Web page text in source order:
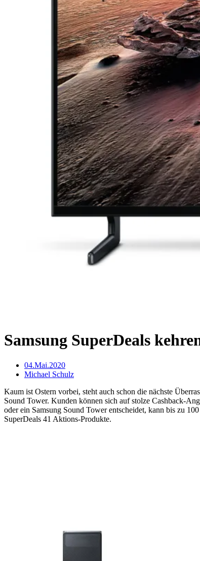
Samsung SuperDeals
04.Mai.2020
Michael Schulz
Kaum ist Ostern vorbei, steht auch schon die nächste
Sound Tower. Kunden können sich auf stolze Cashback-
oder ein Samsung Sound Tower entscheidet, kann bis zu
SuperDeals 41 Aktions-Produkte.